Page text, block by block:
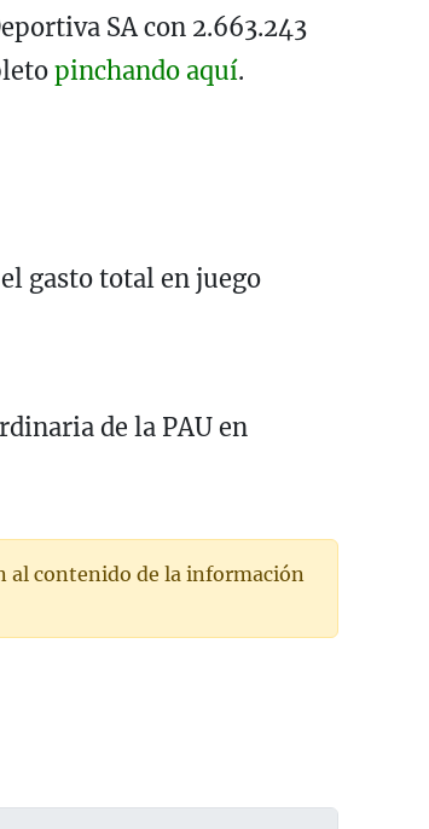
SA con 2.663.243
pinchando aquí.
gasto total en juego
de la PAU en
al contenido de la información